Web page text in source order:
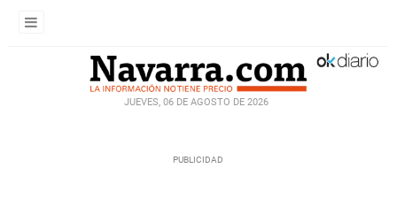
JUEVES, 06 DE AGOSTO DE 2026